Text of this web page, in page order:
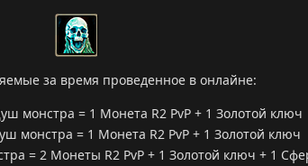
за время проведенное в онлайне:
монстра = 1 Монета R2 PvP + 1 Золотой ключ
монстра = 1 Монета R2 PvP + 1 Золотой ключ
= 2 Монеты R2 PvP + 1 Золотой ключ + 1